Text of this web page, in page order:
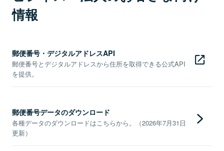
情報
郵便番号・デジタルアドレスAPI
郵便番号とデジタルアドレスから住所を取得できる公式API
を提供。
郵便番号データのダウンロード
各種データのダウンロードはこちらから。（2026年7月31日
更新）